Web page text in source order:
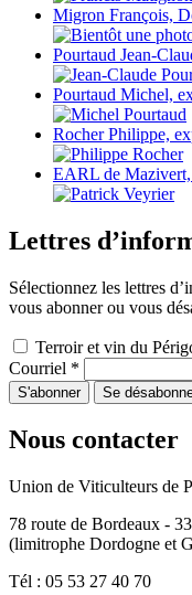
Migron François,
Pourtaud Jean-
Pourtaud Michel,
Rocher Philippe,
EARL de
Lettres
Sélectionnez les lettres
vous abonner ou vous
Terroir et vin du
Courriel *
Nous contacter
Union de Viticulteurs de
78 route de Bordeaux -
(limitrophe Dordogne et
Tél : 05 53 27 40 70